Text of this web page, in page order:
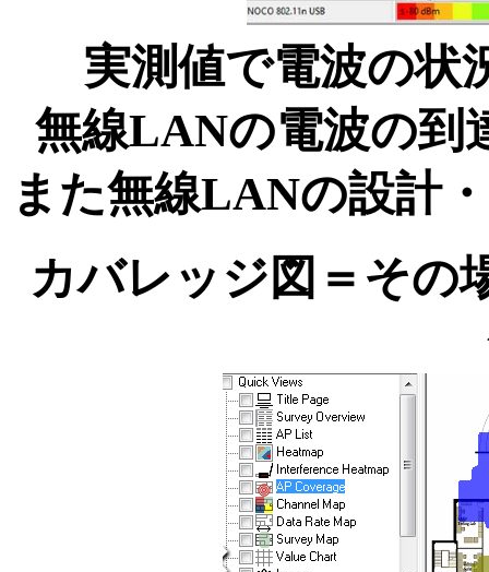
実測値で電波の状
無線LANの電波の到
また無線LANの設計
カバレッジ図＝その